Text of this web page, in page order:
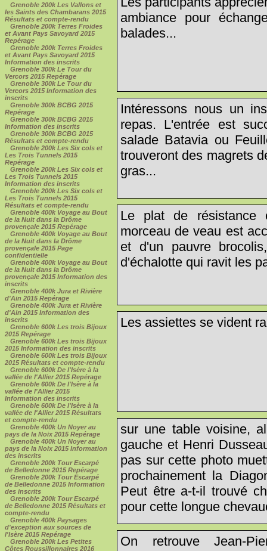
Grenoble 200k Les Vallons et
les Saints des Chambarans 2015
Résultats et compte-rendu
Grenoble 200k Terres Froides
et Avant Pays Savoyard 2015
Repérage
Grenoble 200k Terres Froides
et Avant Pays Savoyard 2015
Information des inscrits
Grenoble 300k Le Tour du
Vercors 2015 Repérage
Grenoble 300k Le Tour du
Vercors 2015 Information des
inscrits
Grenoble 300k BCBG 2015
Repérage
Grenoble 300k BCBG 2015
Information des inscrits
Grenoble 300k BCBG 2015
Résultats et compte-rendu
Grenoble 200k Les Six cols et
Les Trois Tunnels 2015
Repérage
Grenoble 200k Les Six cols et
Les Trois Tunnels 2015
Information des inscrits
Grenoble 200k Les Six cols et
Les Trois Tunnels 2015
Résultats et compte-rendu
Grenoble 400k Voyage au Bout
de la Nuit dans la Drôme
provençale 2015 Repérage
Grenoble 400k Voyage au Bout
de la Nuit dans la Drôme
provençale 2015 Page
confidentielle
Grenoble 400k Voyage au Bout
de la Nuit dans la Drôme
provençale 2015 Information des
inscrits
Grenoble 400k Jura et Rivière
d'Ain 2015 Repérage
Grenoble 400k Jura et Rivière
d'Ain 2015 Information des
inscrits
Grenoble 600k Les trois Bijoux
2015 Repérage
Grenoble 600k Les trois Bijoux
2015 Information des inscrits
Grenoble 600k Les trois Bijoux
2015 Résultats et compte-rendu
Grenoble 600k De l'Isère à la
vallée de l'Allier 2015 Repérage
Grenoble 600k De l'Isère à la
vallée de l'Allier 2015
Information des inscrits
Grenoble 600k De l'Isère à la
vallée de l'Allier 2015 Résultats
et compte-rendu
Grenoble 400k Un Noyer au
pays de la Noix 2015 Repérage
Grenoble 400k Un Noyer au
pays de la Noix 2015 Information
des inscrits
Grenoble 200k Tour Escarpé
de Belledonne 2015 Repérage
Grenoble 200k Tour Escarpé
de Belledonne 2015 Information
des inscrits
Grenoble 200k Tour Escarpé
de Belledonne 2015 Résultats et
compte-rendu
Grenoble 400k Paysages
d'exception aux sources de
l'Isère 2015 Repérage
Grenoble 200k Les Petites
Côtes Roussillonnaires 2016
ambiance pour
balades...
Intéressons nous un
repas. L'entrée est
salade Batavia ou
trouveront des magrets
gras...
Le plat de résistance
morceau de veau est
et d'un pauvre
d'échalotte qui ravit les
Les assiettes se vident
sur une table voisine,
gauche et Henri
pas sur cette photo
prochainement la
Peut être a-t-il trouvé
pour cette longue
On retrouve Jean-